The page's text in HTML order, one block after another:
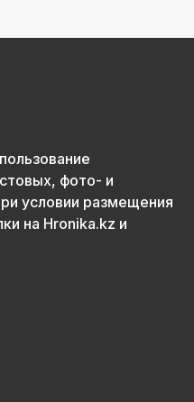
фото- и
условии размещения
на Hronika.kz и